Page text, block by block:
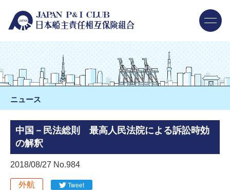
ニュース
中国－民法総則 最高人民法院による訴訟時効
の解釈
2018/08/27 No.984
外航 Tweet